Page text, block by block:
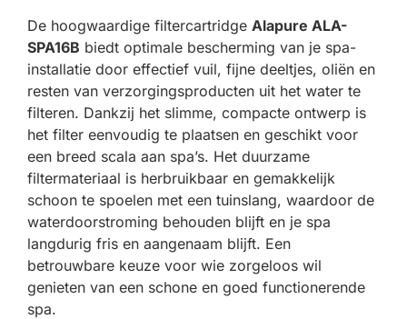
De hoogwaardige filtercartridge Alapure ALA-
SPA16B biedt optimale bescherming van je spa-
installatie door effectief vuil, fijne deeltjes, oliën en
resten van verzorgingsproducten uit het water te
filteren. Dankzij het slimme, compacte ontwerp is
het filter eenvoudig te plaatsen en geschikt voor
een breed scala aan spa’s. Het duurzame
filtermateriaal is herbruikbaar en gemakkelijk
schoon te spoelen met een tuinslang, waardoor de
waterdoorstroming behouden blijft en je spa
langdurig fris en aangenaam blijft. Een
betrouwbare keuze voor wie zorgeloos wil
genieten van een schone en goed functionerende
spa.